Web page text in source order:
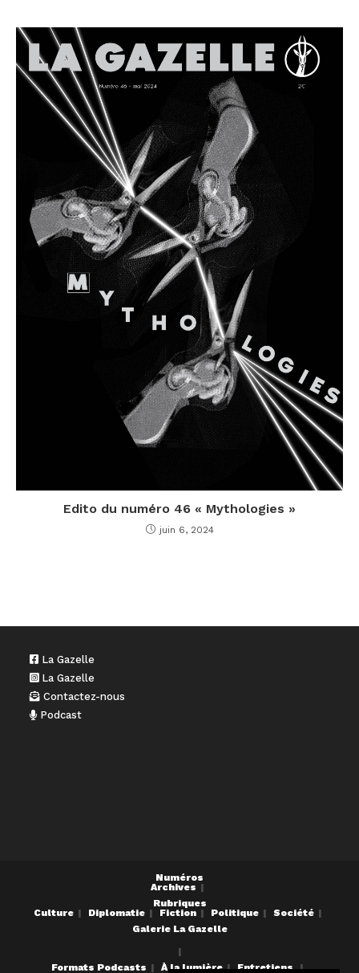
Edito du numéro 46 « Mythologies »
juin 6, 2024
La Gazelle
La Gazelle
Contactez-nous
Podcast
Numéros
Archives
Rubriques
Culture
Diplomatie Fiction Politique
Société
Galerie La Gazelle
Formats Podcasts À la lumière Entretiens